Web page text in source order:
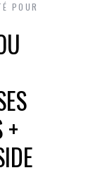
POUR
+